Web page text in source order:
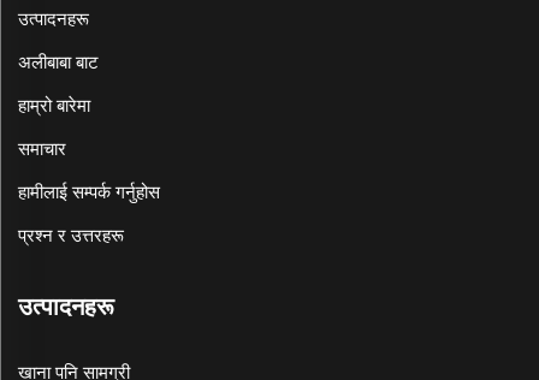
उत्पादनहरू
अलीबाबा बाट
हाम्रो बारेमा
समाचार
हामीलाई सम्पर्क गर्नुहोस
प्रश्न र उत्तरहरू
उत्पादनहरू
खाना पनि सामग्री